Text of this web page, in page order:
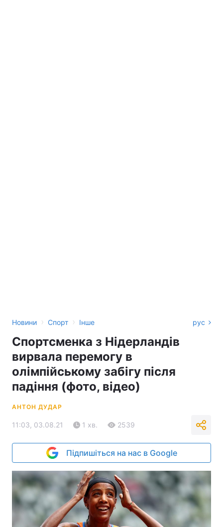
Новини › Спорт › Інше рус
Спортсменка з Нідерландів
вирвала перемогу в
олімпійському забігу після
падіння (фото, відео)
АНТОН ДУДАР
11:03, 03.08.21 1 хв. 2539
Підпишіться на нас в Google